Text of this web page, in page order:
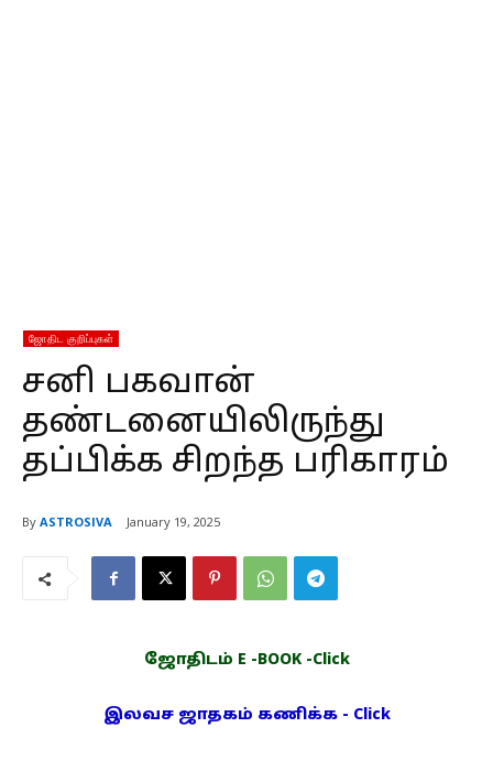
ஜோதிட குறிப்புகள்
சனி பகவான்
தண்டனையிலிருந்து
தப்பிக்க சிறந்த பரிகாரம்
By ASTROSIVA January 19, 2025
ஜோதிடம் E -BOOK -Click
இலவச ஜாதகம் கணிக்க - Click